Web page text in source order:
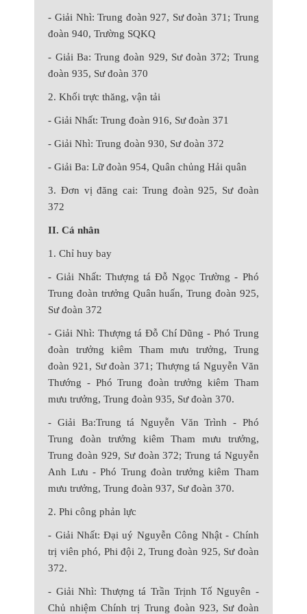
- Giải Nhì: Trung đoàn 927, Sư đoàn 371; Trung
đoàn 940, Trường SQKQ
- Giải Ba: Trung đoàn 929, Sư đoàn 372; Trung
đoàn 935, Sư đoàn 370
2. Khối trực thăng, vận tải
- Giải Nhất: Trung đoàn 916, Sư đoàn 371
- Giải Nhì: Trung đoàn 930, Sư đoàn 372
- Giải Ba: Lữ đoàn 954, Quân chủng Hải quân
3. Đơn vị đăng cai: Trung đoàn 925, Sư đoàn
372
II. Cá nhân
1. Chỉ huy bay
- Giải Nhất: Thượng tá Đỗ Ngọc Trường - Phó
Trung đoàn trưởng Quân huấn, Trung đoàn 925,
Sư đoàn 372
- Giải Nhì: Thượng tá Đỗ Chí Dũng - Phó Trung
đoàn trưởng kiêm Tham mưu trưởng, Trung
đoàn 921, Sư đoàn 371; Thượng tá Nguyễn Văn
Thướng - Phó Trung đoàn trưởng kiêm Tham
mưu trưởng, Trung đoàn 935, Sư đoàn 370.
- Giải Ba:Trung tá Nguyễn Văn Trình - Phó
Trung đoàn trưởng kiêm Tham mưu trưởng,
Trung đoàn 929, Sư đoàn 372; Trung tá Nguyễn
Anh Lưu - Phó Trung đoàn trưởng kiêm Tham
mưu trưởng, Trung đoàn 937, Sư đoàn 370.
2. Phi công phản lực
- Giải Nhất: Đại uý Nguyễn Công Nhật - Chính
trị viên phó, Phi đội 2, Trung đoàn 925, Sư đoàn
372.
- Giải Nhì: Thượng tá Trần Trịnh Tố Nguyên -
Chủ nhiệm Chính trị Trung đoàn 923, Sư đoàn